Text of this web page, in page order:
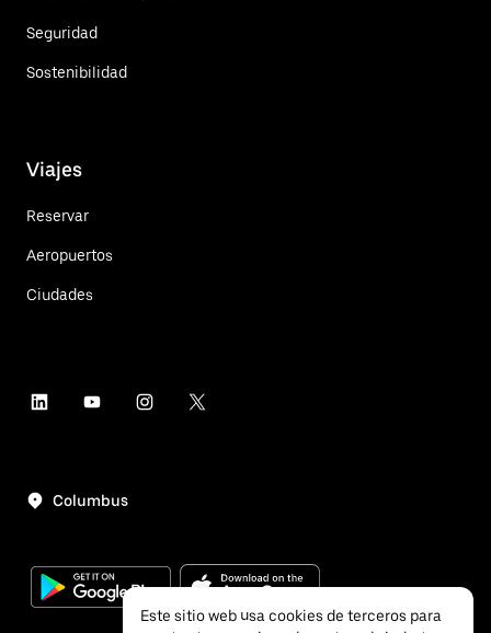
Seguridad
Sostenibilidad
Viajes
Reservar
Aeropuertos
Ciudades
Columbus
Este sitio web usa cookies de terceros para